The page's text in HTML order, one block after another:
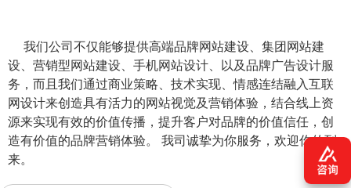
我们公司不仅能够提供高端品牌网站建设、集团网站建
设、营销型网站建设、手机网站设计、以及品牌广告设计服
务，而且我们通过商业策略、技术实现、情感连结融入互联
网设计来创造具有活力的网站视觉及营销体验，结合线上资
源来实现有效的价值传播，提升客户对品牌的价值信任，创
造有价值的品牌营销体验。 我司诚挚为你服务，欢迎你的到
来。